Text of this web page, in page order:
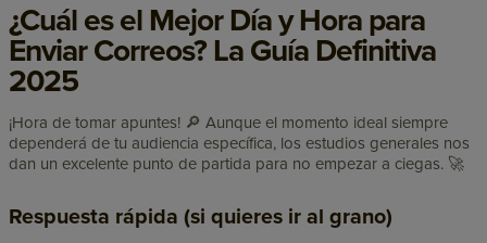
¿Cuál es el Mejor Día y Hora para
Enviar Correos? La Guía Definitiva
2025
¡Hora de tomar apuntes! 🔎 Aunque el momento ideal siempre
dependerá de tu audiencia específica, los estudios generales nos
dan un excelente punto de partida para no empezar a ciegas. 🚀
Respuesta rápida (si quieres ir al grano)